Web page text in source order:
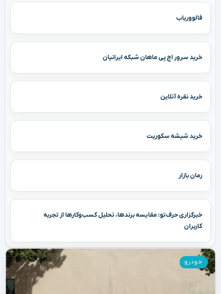
فالووریاب
خرید سرور اچ پی ماهان شبکه ایرانیان
خرید نقره آنلاین
خرید شیشه سکوریت
رمان بازار
خبرگزاری حرف‌تو: مقایسه برندها، تحلیل کسب‌وکارها از تجربه
کاربران
خودرو